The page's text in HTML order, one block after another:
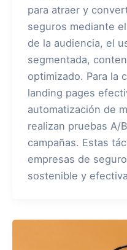
para atraer y
seguros mediante
de la audiencia, el
segmentada,
optimizado. Para la
landing pages
automatización de
realizan pruebas A/
campañas. Estas
empresas de
sostenible y